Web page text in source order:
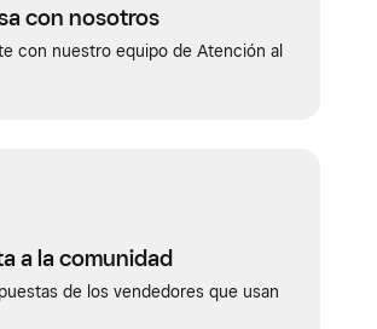
con nosotros
con nuestro equipo de Atención al
a la comunidad
de los vendedores que usan